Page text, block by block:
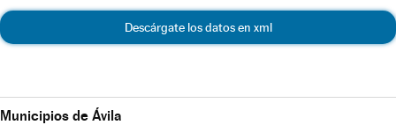
Descárgate los datos en xml
Municipios de Ávila